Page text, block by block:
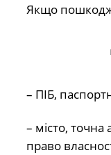
Якщо
– ПІБ,
– місто,
право